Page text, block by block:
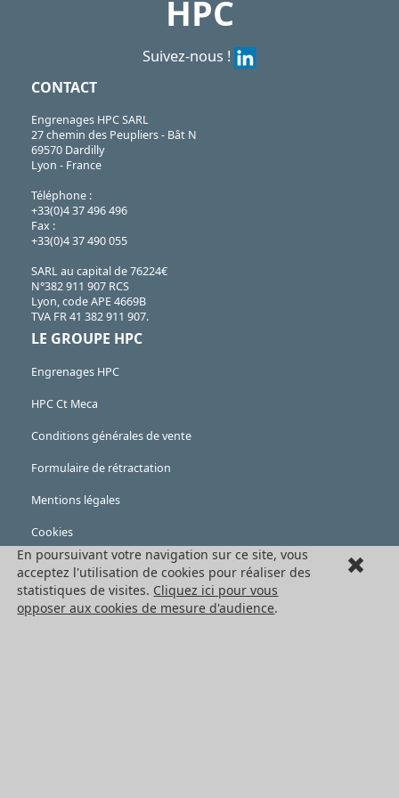
HPC
Suivez-nous !
CONTACT
Engrenages HPC SARL
27 chemin des Peupliers - Bât N
69570 Dardilly
Lyon - France
Téléphone :
+33(0)4 37 496 496
Fax :
+33(0)4 37 490 055
SARL au capital de 76224€
N°382 911 907 RCS
Lyon, code APE 4669B
TVA FR 41 382 911 907.
LE GROUPE HPC
Engrenages HPC
HPC Ct Meca
Conditions générales de vente
Formulaire de rétractation
Mentions légales
Cookies
LES PRODUITS
Eléments mécaniques
En poursuivant votre navigation sur ce site, vous
acceptez l'utilisation de cookies pour réaliser des
statistiques de visites. Cliquez ici pour vous
opposer aux cookies de mesure d'audience.